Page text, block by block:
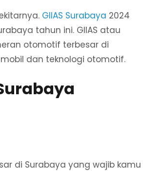
GIIAS Surabaya 2024
tahun ini. GIIAS atau
otomotif terbesar di
dan teknologi otomotif.
di Surabaya yang wajib kamu